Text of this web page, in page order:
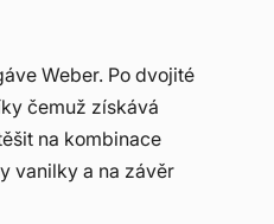
Weber. Po dvojité
čemuž získává
na kombinace
vanilky a na závěr